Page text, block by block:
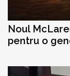
Noul
pentru o